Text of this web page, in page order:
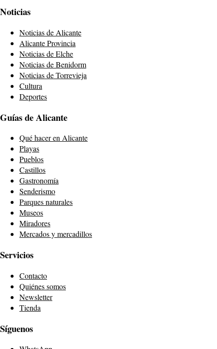
Noticias
Noticias de Alicante
Alicante Provincia
Noticias de Elche
Noticias de Benidorm
Noticias de Torrevieja
Cultura
Deportes
Guías de Alicante
Qué hacer en Alicante
Playas
Pueblos
Castillos
Gastronomía
Senderismo
Parques naturales
Museos
Miradores
Mercados y mercadillos
Servicios
Contacto
Quiénes somos
Newsletter
Tienda
Síguenos